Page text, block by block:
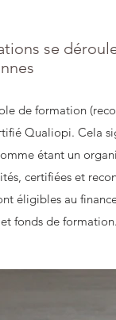
se
de formation
Qualiopi. Cela
étant un
certifiées et
éligibles au
fonds de formation.